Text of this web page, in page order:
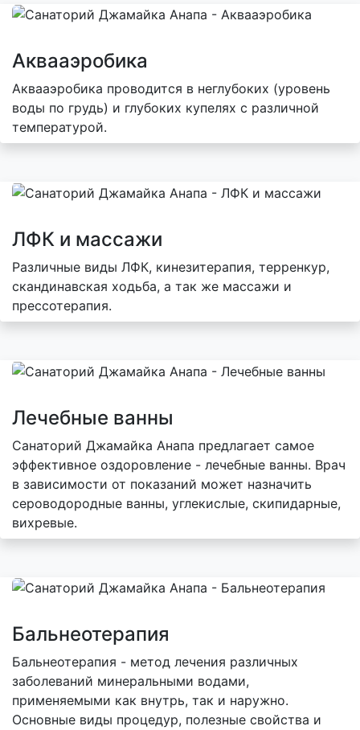
Аквааэробика
Аквааэробика проводится в неглубоких (уровень
воды по грудь) и глубоких купелях с различной
температурой.
ЛФК и массажи
Различные виды ЛФК, кинезитерапия, терренкур,
скандинавская ходьба, а так же массажи и
прессотерапия.
Лечебные ванны
Санаторий Джамайка Анапа предлагает самое
эффективное оздоровление - лечебные ванны. Врач
в зависимости от показаний может назначить
сероводородные ванны, углекислые, скипидарные,
вихревые.
Бальнеотерапия
Бальнеотерапия - метод лечения различных
заболеваний минеральными водами,
применяемыми как внутрь, так и наружно.
Основные виды процедур, полезные свойства и